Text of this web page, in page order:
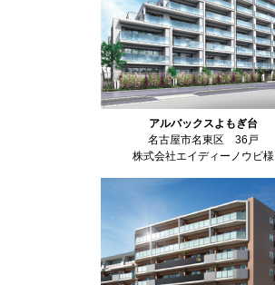
アルバックスよもぎ台
名古屋市名東区 36戸
株式会社エイディーノウビ様